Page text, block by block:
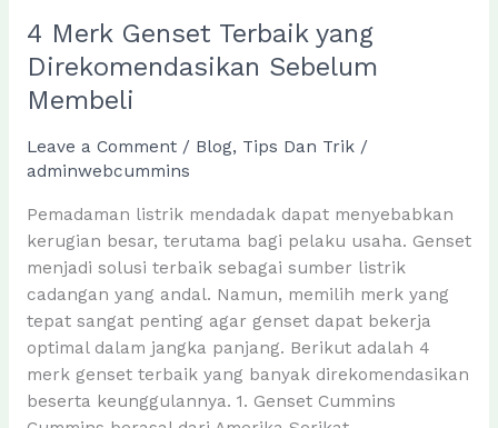
4 Merk Genset Terbaik yang
Direkomendasikan Sebelum
Membeli
Leave a Comment / Blog, Tips Dan Trik/
adminwebcummins
Pemadaman listrik mendadak dapat menyebabkan
kerugian besar, terutama bagi pelaku usaha. Genset
menjadi solusi terbaik sebagai sumber listrik
cadangan yang andal. Namun, memilih merk yang
tepat sangat penting agar genset dapat bekerja
optimal dalam jangka panjang. Berikut adalah 4
merk genset terbaik yang banyak direkomendasikan
beserta keunggulannya. 1. Genset Cummins